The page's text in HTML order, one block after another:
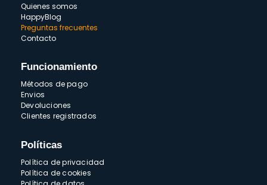
Quienes somos
HappyBlog
Preguntas frecuentes
Contacto
Funcionamiento
Métodos de pago
Envios
Devoluciones
Clientes registrados
Políticas
Política de privacidad
Política de cookies